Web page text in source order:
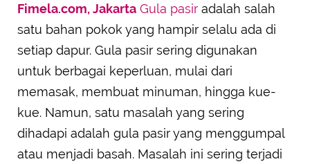
Fimela.com, Jakarta Gula pasir adalah salah
satu bahan pokok yang hampir selalu ada di
setiap dapur. Gula pasir sering digunakan
untuk berbagai keperluan, mulai dari
memasak, membuat minuman, hingga kue-
kue. Namun, satu masalah yang sering
dihadapi adalah gula pasir yang menggumpal
atau menjadi basah. Masalah ini sering terjadi